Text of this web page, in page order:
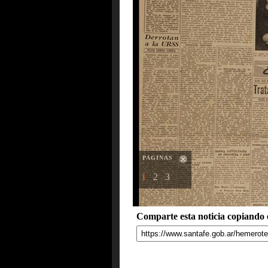
PAGINAS
1 2 3
Comparte esta noticia copiando